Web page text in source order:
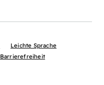
Leichte Sprache
Barrierefreiheit